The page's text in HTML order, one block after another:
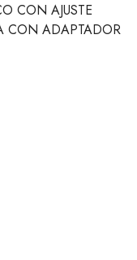
CON AJUSTE
CON ADAPTADOR